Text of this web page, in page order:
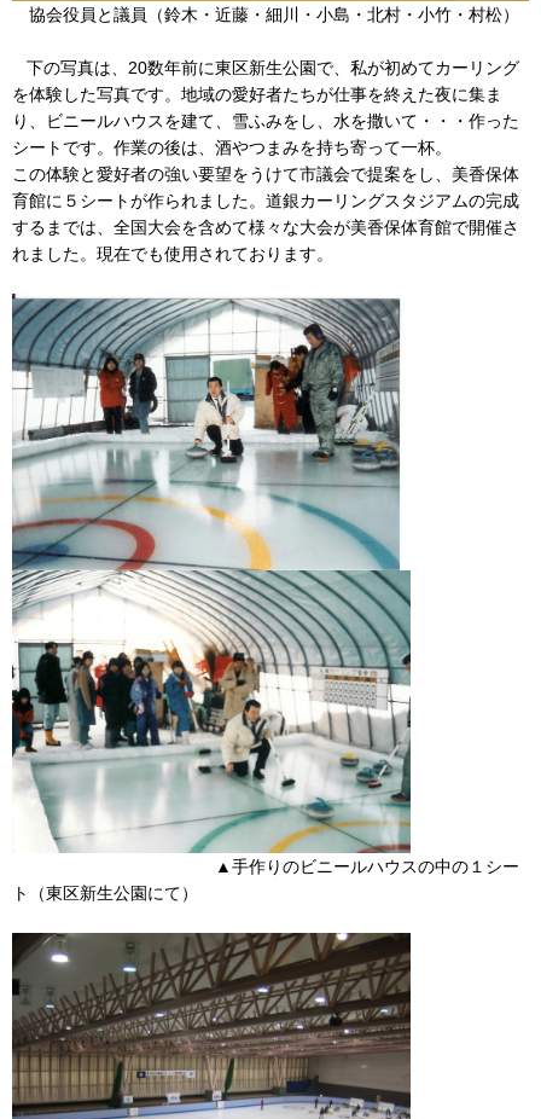
協会役員と議員（鈴木・近藤・細川・小島・北村・小竹・村松）
下の写真は、20数年前に東区新生公園で、私が初めてカーリング
を体験した写真です。地域の愛好者たちが仕事を終えた夜に集ま
り、ビニールハウスを建て、雪ふみをし、水を撒いて・・・作った
シートです。作業の後は、酒やつまみを持ち寄って一杯。
この体験と愛好者の強い要望をうけて市議会で提案をし、美香保体
育館に５シートが作られました。道銀カーリングスタジアムの完成
するまでは、全国大会を含めて様々な大会が美香保体育館で開催さ
れました。現在でも使用されております。
▲手作りのビニールハウスの中の１シー
ト（東区新生公園にて）